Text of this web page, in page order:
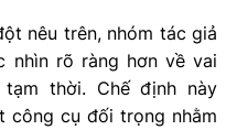
nêu trên, nhóm tác giả
nhìn rõ ràng hơn về vai
thời. Chế định này
công cụ đối trọng nhằm